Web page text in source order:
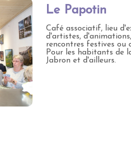
Le Papotin
Café associatif, lieu
d'artistes,
rencontres festives ou
Pour les habitants de
Jabron et d'ailleurs.